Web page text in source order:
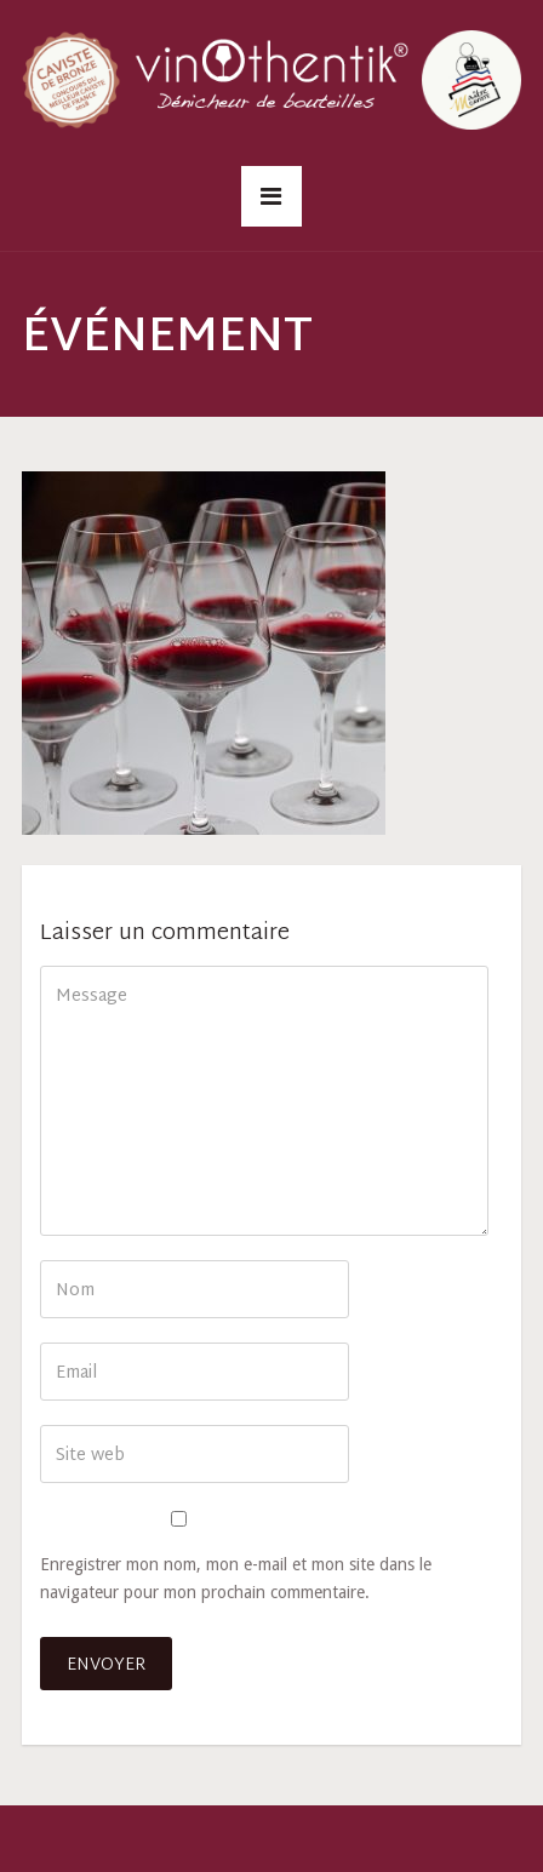
ÉVÉNEMENT
Laisser un commentaire
Enregistrer mon nom, mon e-mail et mon site dans le
navigateur pour mon prochain commentaire.